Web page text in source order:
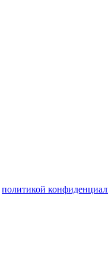
политикой